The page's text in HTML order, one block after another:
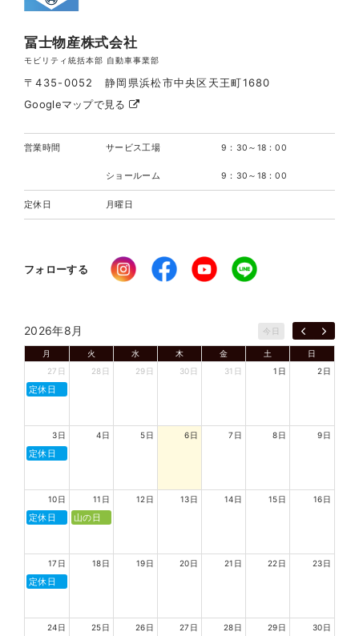
冨士物産株式会社
モビリティ統括本部 自動車事業部
〒435-0052 静岡県浜松市中央区天王町1680
Googleマップで見る
営業時間 サービス工場 9：30～18：00
ショールーム 9：30～18：00
定休日 月曜日
フォローする
2026年8月 今日
月 火 水 木 金 土
日
27日
定休日
28日 29日 30日 31日 1日 2日
3日
定休日
4日 5日 6日 7日 8日 9日
10日
定休日
11日
山の日
12日 13日 14日 15日 16日
17日
定休日
18日 19日 20日 21日 22日 23日
24日 25日 26日 27日 28日 29日 30日